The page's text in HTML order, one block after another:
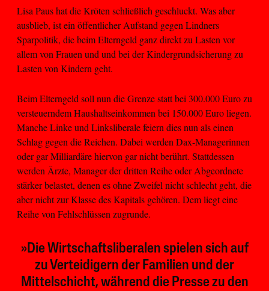
Lisa Paus hat die Kröten schließlich geschluckt. Was aber
ausblieb, ist ein öffentlicher Aufstand gegen Lindners
Sparpolitik, die beim Elterngeld ganz direkt zu Lasten vor
allem von Frauen und und bei der Kindergrundsicherung zu
Lasten von Kindern geht.
Beim Elterngeld soll nun die Grenze statt bei 300.000 Euro zu
versteuerndem Haushaltseinkommen bei 150.000 Euro liegen.
Manche Linke und Linksliberale feiern dies nun als einen
Schlag gegen die Reichen. Dabei werden Dax-Managerinnen
oder gar Milliardäre hiervon gar nicht berührt. Stattdessen
werden Ärzte, Manager der dritten Reihe oder Abgeordnete
stärker belastet, denen es ohne Zweifel nicht schlecht geht, die
aber nicht zur Klasse des Kapitals gehören. Dem liegt eine
Reihe von Fehlschlüssen zugrunde.
»Die Wirtschaftsliberalen spielen sich auf
zu Verteidigern der Familien und der
Mittelschicht, während die Presse zu den